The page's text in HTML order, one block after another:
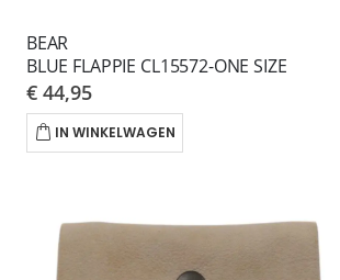
BEAR
BLUE FLAPPIE CL15572-ONE SIZE
€ 44,95
IN WINKELWAGEN